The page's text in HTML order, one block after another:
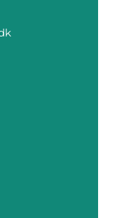
at huske dine
af indhold og
cookiepolitikken.